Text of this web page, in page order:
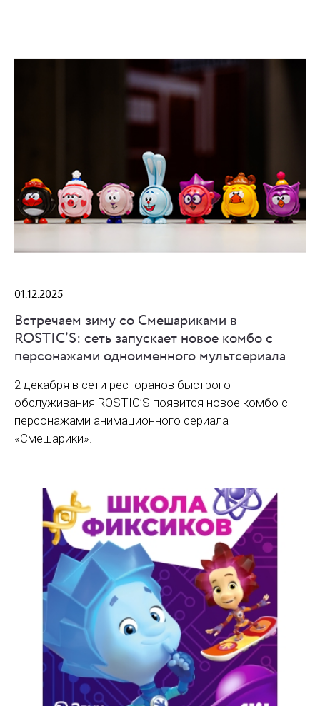
01.12.2025
Встречаем зиму со Смешариками в
ROSTIC’S: сеть запускает новое комбо с
персонажами одноименного мультсериала
2 декабря в сети ресторанов быстрого
обслуживания ROSTIC’S появится новое комбо с
персонажами анимационного сериала
«Смешарики».